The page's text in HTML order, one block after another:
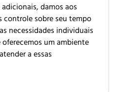
damos aos
controle sobre seu tempo
necessidades individuais
um ambiente
a essas